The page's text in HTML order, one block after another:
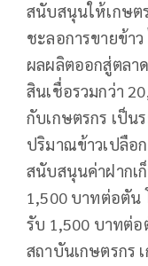
สนับสนุนให้เกษต
ชะลอการขายข้าว
ผลผลิตออกสู่ตลา
สินเชื่อรวมกว่า
กับเกษตรกร เป็น
ปริมาณข้าวเปลือ
สนับสนุนค่าฝากเ
1,500 บาทต่อตัน
รับ 1,500 บาทต่
สถาบันเกษตรกร